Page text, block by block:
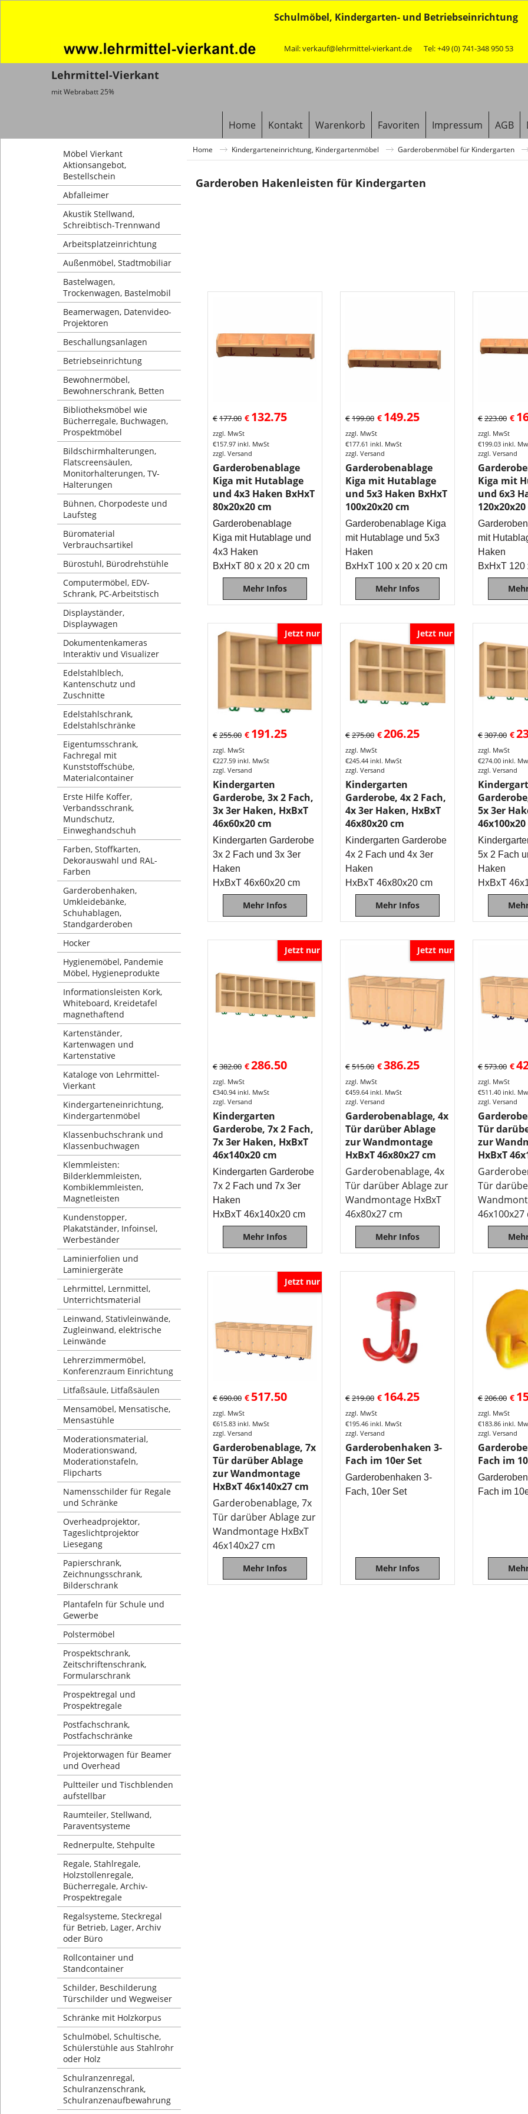
Schulmöbel, Kindergarten- und Betriebseinrichtung
Mail: verkauf@lehrmittel-vierkant.de Tel: +49 (0) 741-348 950 53
Lehrmittel-Vierkant
mit Webrabatt 25%
Home Kontakt Warenkorb Favoriten Impressum AGB
Möbel Vierkant
Aktionsangebot,
Bestellschein
Abfalleimer
Akustik Stellwand,
Schreibtisch-Trennwand
Arbeitsplatzeinrichtung
Außenmöbel, Stadtmobiliar
Bastelwagen,
Trockenwagen, Bastelmobil
Beamerwagen, Datenvideo-
Projektoren
Beschallungsanlagen
Betriebseinrichtung
Bewohnermöbel,
Bewohnerschrank, Betten
Bibliotheksmöbel wie
Bücherregale, Buchwagen,
Prospektmöbel
Bildschirmhalterungen,
Flatscreensäulen,
Monitorhalterungen, TV-
Halterungen
Bühnen, Chorpodeste und
Laufsteg
Büromaterial
Verbrauchsartikel
Bürostuhl, Bürodrehstühle
Computermöbel, EDV-
Schrank, PC-Arbeitstisch
Displayständer,
Displaywagen
Dokumentenkameras
Interaktiv und Visualizer
Edelstahlblech,
Kantenschutz und
Zuschnitte
Edelstahlschrank,
Edelstahlschränke
Eigentumsschrank,
Fachregal mit
Kunststoffschübe,
Materialcontainer
Erste Hilfe Koffer,
Verbandsschrank,
Mundschutz,
Einweghandschuh
Farben, Stoffkarten,
Dekorauswahl und RAL-
Farben
Garderobenhaken,
Umkleidebänke,
Schuhablagen,
Standgarderoben
Hocker
Hygienemöbel, Pandemie
Möbel, Hygieneprodukte
Informationsleisten Kork,
Whiteboard, Kreidetafel
magnethaftend
Kartenständer,
Kartenwagen und
Kartenstative
Kataloge von Lehrmittel-
Vierkant
Kindergarteneinrichtung,
Kindergartenmöbel
Klassenbuchschrank und
Klassenbuchwagen
Klemmleisten:
Bilderklemmleisten,
Kombiklemmleisten,
Magnetleisten
Kundenstopper,
Plakatständer, Infoinsel,
Werbeständer
Laminierfolien und
Laminiergeräte
Lehrmittel, Lernmittel,
Unterrichtsmaterial
Leinwand, Stativleinwände,
Zugleinwand, elektrische
Leinwände
Lehrerzimmermöbel,
Konferenzraum Einrichtung
Litfaßsäule, Litfaßsäulen
Mensamöbel, Mensatische,
Mensastühle
Moderationsmaterial,
Moderationswand,
Moderationstafeln,
Flipcharts
Namensschilder für Regale
und Schränke
Overheadprojektor,
Tageslichtprojektor
Liesegang
Papierschrank,
Zeichnungsschrank,
Bilderschrank
Plantafeln für Schule und
Gewerbe
Polstermöbel
Prospektschrank,
Zeitschriftenschrank,
Formularschrank
Prospektregal und
Prospektregale
Postfachschrank,
Postfachschränke
Projektorwagen für Beamer
und Overhead
Pultteiler und Tischblenden
aufstellbar
Raumteiler, Stellwand,
Paraventsysteme
Rednerpulte, Stehpulte
Regale, Stahlregale,
Holzstollenregale,
Bücherregale, Archiv-
Prospektregale
Regalsysteme, Steckregal
für Betrieb, Lager, Archiv
oder Büro
Rollcontainer und
Standcontainer
Schilder, Beschilderung
Türschilder und Wegweiser
Schränke mit Holzkorpus
Schulmöbel, Schultische,
Schülerstühle aus Stahlrohr
oder Holz
Schulranzenregal,
Schulranzenschrank,
Schulranzenaufbewahrung
Home Kindergarteneinrichtung, Kindergartenmöbel Garderobenmöbel für Kindergarten
Garderoben Hakenleisten für Kindergarten
€177.00 € 132.75
zzgl. MwSt
€157.97 inkl. MwSt
zzgl. Versand
Garderobenablage
Kiga mit Hutablage
und 4x3 Haken BxHxT
80x20x20 cm
Garderobenablage
Kiga mit Hutablage und
4x3 Haken
BxHxT 80 x 20 x 20 cm
Mehr Infos
€199.00 € 149.25
zzgl. MwSt
€177.61 inkl. MwSt
zzgl. Versand
Garderobenablage
Kiga mit Hutablage
und 5x3 Haken BxHxT
100x20x20 cm
Garderobenablage Kiga
mit Hutablage und 5x3
Haken
BxHxT 100 x 20 x 20 cm
Mehr Infos
€223.00 €
zzgl. MwSt
€199.03 inkl.
zzgl. Versand
Kiga mit
und 6x3
mit
Haken
BxHxT 120
Jetzt nur
€255.00 € 191.25
zzgl. MwSt
€227.59 inkl. MwSt
zzgl. Versand
Kindergarten
Garderobe, 3x 2 Fach,
3x 3er Haken, HxBxT
46x60x20 cm
Kindergarten Garderobe
3x 2 Fach und 3x 3er
Haken
HxBxT 46x60x20 cm
Mehr Infos
Jetzt nur
€275.00 €206.25
zzgl. MwSt
€245.44 inkl. MwSt
zzgl. Versand
Kindergarten
Garderobe, 4x 2 Fach,
4x 3er Haken, HxBxT
46x80x20 cm
Kindergarten Garderobe
4x 2 Fach und 4x 3er
Haken
HxBxT 46x80x20 cm
Mehr Infos
€307.00 €
zzgl. MwSt
€274.00 inkl.
zzgl. Versand
5x 3er
5x 2 Fach
Haken
HxBxT
Jetzt nur
€382.00 €286.50
zzgl. MwSt
€340.94 inkl. MwSt
zzgl. Versand
Kindergarten
Garderobe, 7x 2 Fach,
7x 3er Haken, HxBxT
46x140x20 cm
Kindergarten Garderobe
7x 2 Fach und 7x 3er
Haken
HxBxT 46x140x20 cm
Mehr Infos
Jetzt nur
€515.00 €386.25
zzgl. MwSt
€459.64 inkl. MwSt
zzgl. Versand
Garderobenablage, 4x
Tür darüber Ablage
zur Wandmontage
HxBxT 46x80x27 cm
Garderobenablage, 4x
Tür darüber Ablage zur
Wandmontage HxBxT
46x80x27 cm
Mehr Infos
€573.00 €
zzgl. MwSt
€511.40 inkl.
zzgl. Versand
Tür
zur
HxBxT
Tür
46x100x27
Jetzt nur
€690.00 € 517.50
zzgl. MwSt
€615.83 inkl. MwSt
zzgl. Versand
Garderobenablage, 7x
Tür darüber Ablage
zur Wandmontage
HxBxT 46x140x27 cm
Garderobenablage, 7x
Tür darüber Ablage zur
Wandmontage HxBxT
46x140x27 cm
Mehr Infos
€219.00 € 164.25
zzgl. MwSt
€195.46 inkl. MwSt
zzgl. Versand
Garderobenhaken 3-
Fach im 10er Set
Garderobenhaken 3-
Fach, 10er Set
Mehr Infos
€206.00 €
zzgl. MwSt
€183.86 inkl.
zzgl. Versand
Fach im
Fach im